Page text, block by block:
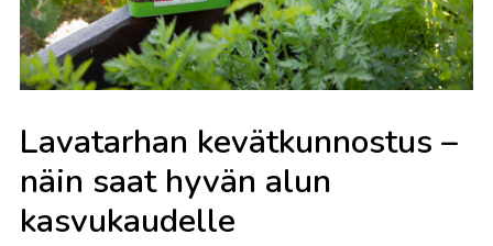
Lavatarhan kevätkunnostus –
näin saat hyvän alun
kasvukaudelle